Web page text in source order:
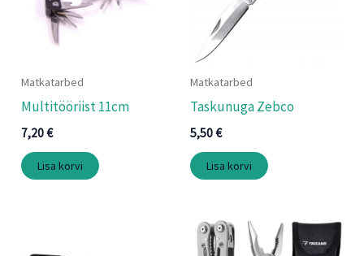
Matkatarbed
Multitööriist 11cm
7,20€
Lisa korvi
Matkatarbed
Taskunuga Zebco
5,50€
Lisa korvi